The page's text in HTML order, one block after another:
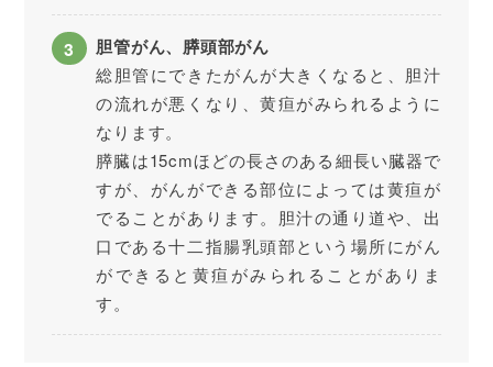
胆管がん、膵頭部がん
総胆管にできたがんが大きくなると、胆汁
の流れが悪くなり、黄疸がみられるように
なります。
膵臓は15cmほどの長さのある細長い臓器で
すが、がんができる部位によっては黄疸が
でることがあります。胆汁の通り道や、出
口である十二指腸乳頭部という場所にがん
ができると黄疸がみられることがありま
す。